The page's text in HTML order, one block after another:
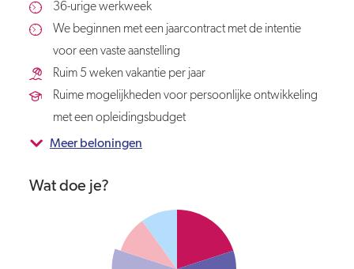
36-urige werkweek
We beginnen met een jaarcontract met de intentie
voor een vaste aanstelling
Ruim 5 weken vakantie per jaar
Ruime mogelijkheden voor persoonlijke ontwikkeling
met een opleidingsbudget
Meer beloningen
Wat doe je?